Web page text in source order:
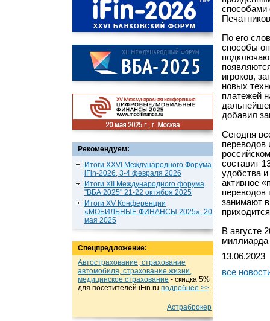
Рекомендуем:
Итоги XXVI Международного Форума
iFin-2026, 3-4 февраля 2026
Итоги XII Международного форума
"ВБА 2025" 21-22 октября 2025
Итоги XV Конференции
«МОБИЛЬНЫЕ ФИНАНСЫ 2025», 20
мая 2025
Спецпредложение:
Автострахование, страхование
автомобиля, страхование жизни,
медицинское страхование - cкидка 5%
для посетителей iFin.ru подробнеe >>
Астраброкер
способами
По его
способы
игроков,
новых
платежей
добавил
Сегодня
переводов
составит
удобства
активное
переводов
занимают
В августе
миллиарда
13.06.2023
все